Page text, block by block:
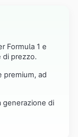
Formula 1 e
di prezzo.
premium, ad
generazione di